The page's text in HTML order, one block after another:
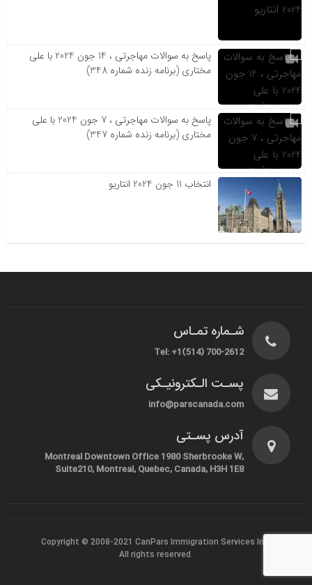
پاسخ به سوالات مهاجرتی ، 14 جون 2024 با علی
مختاری (برنامه زنده شماره 348)
پاسخ به سوالات مهاجرتی ، 7 جون 2024 با علی
مختاری (برنامه زنده شماره 347)
انتخاب 11 جون 2024 انتاریو
شـماره تمـاس
Tel: +1(514) 700-2612
پسـت الـکترونیـکی
info@parscanada.com
آدرس پسـتی
Montreal Downtown Office 1980 Sherbrooke W,
Suite210, Montreal, Quebec, Canada, H3H 1E8
Copyright © 2008-2021 CanPars Immigration Services Inc.
All rights reserved.